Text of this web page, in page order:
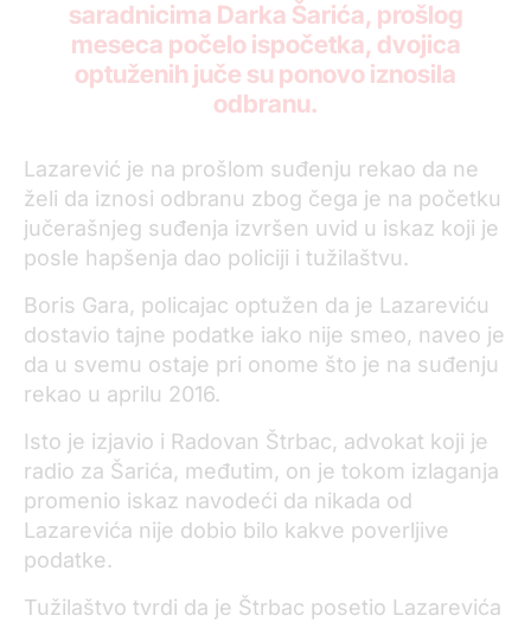
saradnicima Darka Šarića, prošlog
meseca počelo ispočetka, dvojica
optuženih juče su ponovo iznosila
odbranu.
Lazarević je na prošlom suđenju rekao da ne
želi da iznosi odbranu zbog čega je na početku
jučerašnjeg suđenja izvršen uvid u iskaz koji je
posle hapšenja dao policiji i tužilaštvu.
Boris Gara, policajac optužen da je Lazareviću
dostavio tajne podatke iako nije smeo, naveo je
da u svemu ostaje pri onome što je na suđenju
rekao u aprilu 2016.
Isto je izjavio i Radovan Štrbac, advokat koji je
radio za Šarića, međutim, on je tokom izlaganja
promenio iskaz navodeći da nikada od
Lazarevića nije dobio bilo kakve poverljive
podatke.
Tužilaštvo tvrdi da je Štrbac posetio Lazarevića